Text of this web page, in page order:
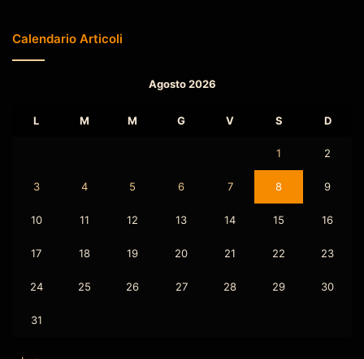
Calendario Articoli
Agosto 2026
L M M G V S D
1 2
3 4 5 6 7 8 9
10 11 12 13 14 15 16
17 18 19 20 21 22 23
24 25 26 27 28 29 30
31